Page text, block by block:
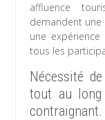
affluence
demandent une
une
tous les
Nécessité
tout au
contraignant.